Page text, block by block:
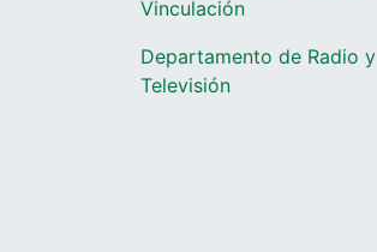
Vinculación
Departamento de Radio y
Televisión